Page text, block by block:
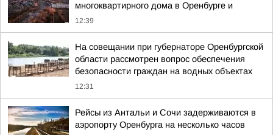
многоквартирного дома в Оренбурге и
12:39
На совещании при губернаторе Оренбургской
области рассмотрен вопрос обеспечения
безопасности граждан на водных объектах
12:31
Рейсы из Антальи и Сочи задерживаются в
аэропорту Оренбурга на несколько часов